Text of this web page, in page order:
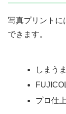
写真プリントに
できます。
しまう
プロ仕